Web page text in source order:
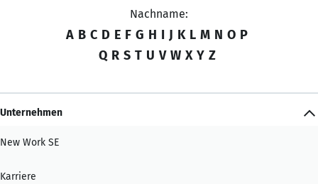
Nachname:
A B C D E F G H I J K L M N O P
Q R S T U V W X Y Z
Unternehmen
New Work SE
Karriere